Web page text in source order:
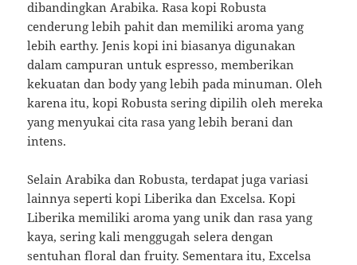
dibandingkan Arabika. Rasa kopi Robusta
cenderung lebih pahit dan memiliki aroma yang
lebih earthy. Jenis kopi ini biasanya digunakan
dalam campuran untuk espresso, memberikan
kekuatan dan body yang lebih pada minuman. Oleh
karena itu, kopi Robusta sering dipilih oleh mereka
yang menyukai cita rasa yang lebih berani dan
intens.
Selain Arabika dan Robusta, terdapat juga variasi
lainnya seperti kopi Liberika dan Excelsa. Kopi
Liberika memiliki aroma yang unik dan rasa yang
kaya, sering kali menggugah selera dengan
sentuhan floral dan fruity. Sementara itu, Excelsa